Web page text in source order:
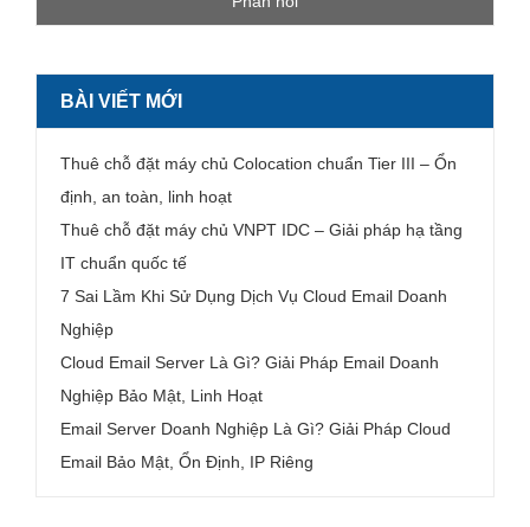
BÀI VIẾT MỚI
Thuê chỗ đặt máy chủ Colocation chuẩn Tier III – Ổn
định, an toàn, linh hoạt
Thuê chỗ đặt máy chủ VNPT IDC – Giải pháp hạ tầng
IT chuẩn quốc tế
7 Sai Lầm Khi Sử Dụng Dịch Vụ Cloud Email Doanh
Nghiệp
Cloud Email Server Là Gì? Giải Pháp Email Doanh
Nghiệp Bảo Mật, Linh Hoạt
Email Server Doanh Nghiệp Là Gì? Giải Pháp Cloud
Email Bảo Mật, Ổn Định, IP Riêng